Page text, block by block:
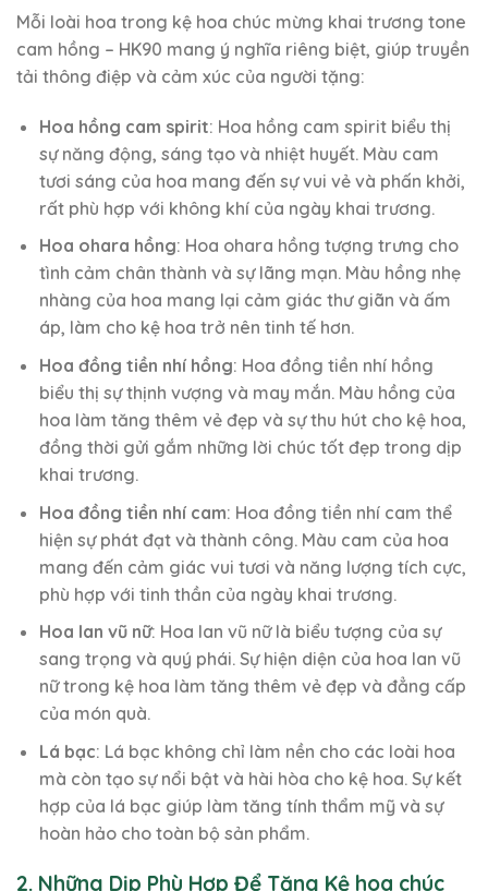
Mỗi loài hoa trong kệ hoa chúc mừng khai trương tone
cam hồng – HK90 mang ý nghĩa riêng biệt, giúp truyền
tải thông điệp và cảm xúc của người tặng:
Hoa hồng cam spirit: Hoa hồng cam spirit biểu thị
sự năng động, sáng tạo và nhiệt huyết. Màu cam
tươi sáng của hoa mang đến sự vui vẻ và phấn khởi,
rất phù hợp với không khí của ngày khai trương.
Hoa ohara hồng: Hoa ohara hồng tượng trưng cho
tình cảm chân thành và sự lãng mạn. Màu hồng nhẹ
nhàng của hoa mang lại cảm giác thư giãn và ấm
áp, làm cho kệ hoa trở nên tinh tế hơn.
Hoa đồng tiền nhí hồng: Hoa đồng tiền nhí hồng
biểu thị sự thịnh vượng và may mắn. Màu hồng của
hoa làm tăng thêm vẻ đẹp và sự thu hút cho kệ hoa,
đồng thời gửi gắm những lời chúc tốt đẹp trong dịp
khai trương.
Hoa đồng tiền nhí cam: Hoa đồng tiền nhí cam thể
hiện sự phát đạt và thành công. Màu cam của hoa
mang đến cảm giác vui tươi và năng lượng tích cực,
phù hợp với tinh thần của ngày khai trương.
Hoa lan vũ nữ: Hoa lan vũ nữ là biểu tượng của sự
sang trọng và quý phái. Sự hiện diện của hoa lan vũ
nữ trong kệ hoa làm tăng thêm vẻ đẹp và đẳng cấp
của món quà.
Lá bạc: Lá bạc không chỉ làm nền cho các loài hoa
mà còn tạo sự nổi bật và hài hòa cho kệ hoa. Sự kết
hợp của lá bạc giúp làm tăng tính thẩm mỹ và sự
hoàn hảo cho toàn bộ sản phẩm.
2. Những Dịp Phù Hợp Để Tặng Kệ hoa chúc